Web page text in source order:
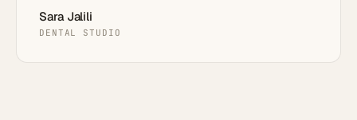
Sara Jalili
DENTAL STUDIO